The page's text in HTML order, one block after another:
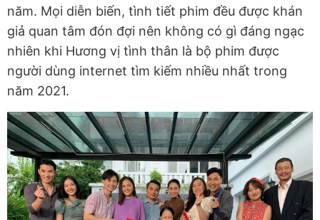
năm. Mọi diễn biến, tình tiết phim đều được khán
giả quan tâm đón đợi nên không có gì đáng ngạc
nhiên khi Hương vị tình thân là bộ phim được
người dùng internet tìm kiếm nhiều nhất trong
năm 2021.